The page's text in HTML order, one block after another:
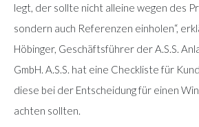
legt, der sollte nicht alleine wegen des
sondern auch Referenzen einholen“,
Höbinger, Geschäftsführer der A.S.S.
GmbH. A.S.S. hat eine Checkliste für
diese bei der Entscheidung für einen
achten sollten.